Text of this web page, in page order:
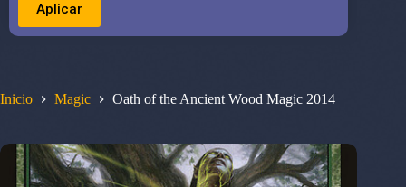
Inicio Magic Oath of the Ancient Wood Magic 2014
Aplicar